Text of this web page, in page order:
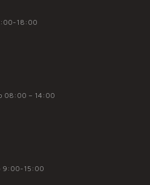
18:00
08:00 – 14:00
9:00-15:00